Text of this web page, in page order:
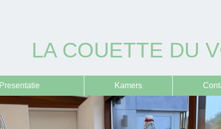
LA COUETTE DU
Presentatie Kamers